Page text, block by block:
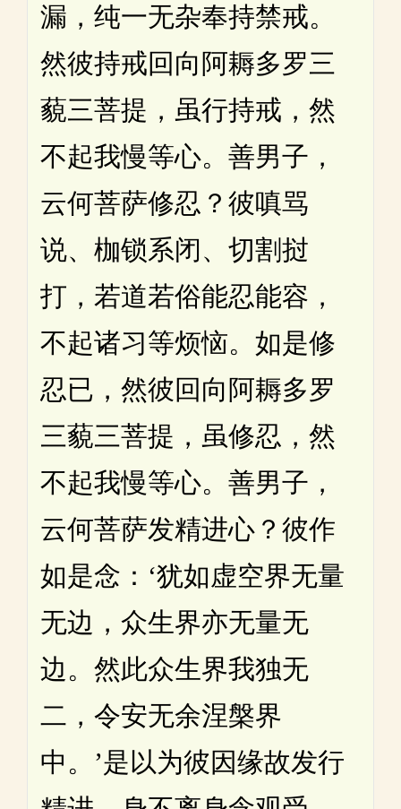
漏，纯一无杂奉持禁戒。
然彼持戒回向阿耨多罗三
藐三菩提，虽行持戒，然
不起我慢等心。善男子，
云何菩萨修忍？彼嗔骂
说、枷锁系闭、切割挝
打，若道若俗能忍能容，
不起诸习等烦恼。如是修
忍已，然彼回向阿耨多罗
三藐三菩提，虽修忍，然
不起我慢等心。善男子，
云何菩萨发精进心？彼作
如是念：‘犹如虚空界无量
无边，众生界亦无量无
边。然此众生界我独无
二，令安无余涅槃界
中。’是以为彼因缘故发行